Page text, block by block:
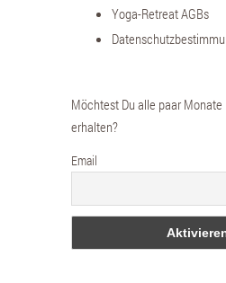
Yoga-Retreat AGBs
Möchtest Du alle paar
erhalten?
Email